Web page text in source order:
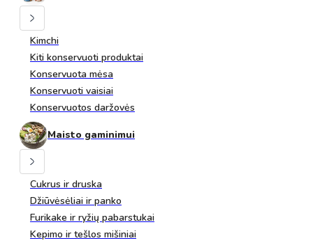
Kimchi
Kiti konservuoti produktai
Konservuota mėsa
Konservuoti vaisiai
Konservuotos daržovės
Maisto gaminimui
Cukrus ir druska
Džiūvėsėliai ir panko
Furikake ir ryžių pabarstukai
Kepimo ir tešlos mišiniai